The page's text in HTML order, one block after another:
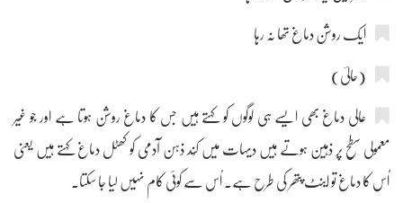
ایک روشن دماغ تھا نہ رہا
(حالیؔ)
عالی دماغ بھی ایسے ہی لوگوں کو کہتے ہیں جس کا دماغ روشن ہوتا ہے اور جو غیر
معمولی سطح پر ذہین ہوتے ہیں دیہات میں کُند ذہن آدمی کو کھٹل دماغ کہتے ہیں یعنی
اُس کا دماغ تو اینٹ پتھر کی طرح ہے۔ اُس سے کوئی کام نہیں لیا جا سکتا۔